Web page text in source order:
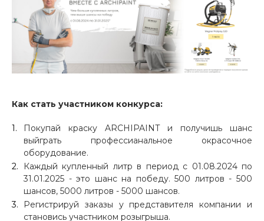
Как стать участником конкурса:
Покупай краску ARCHIPAINT и получишь шанс
выйграть профессианальное окрасочное
оборудование.
Каждый купленный литр в период с 01.08.2024 по
31.01.2025 - это шанс на победу. 500 литров - 500
шансов, 5000 литров - 5000 шансов.
Регистрируй заказы у представителя компании и
становись участником розыгрыша.